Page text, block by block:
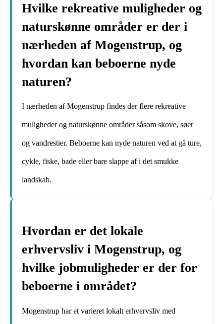
Hvilke rekreative muligheder og
naturskønne områder er der i
nærheden af Mogenstrup, og
hvordan kan beboerne nyde
naturen?
I nærheden af Mogenstrup findes der flere rekreative
muligheder og naturskønne områder såsom skove, søer
og vandrestier. Beboerne kan nyde naturen ved at gå ture,
cykle, fiske, bade eller bare slappe af i det smukke
landskab.
Hvordan er det lokale
erhvervsliv i Mogenstrup, og
hvilke jobmuligheder er der for
beboerne i området?
Mogenstrup har et varieret lokalt erhvervsliv med